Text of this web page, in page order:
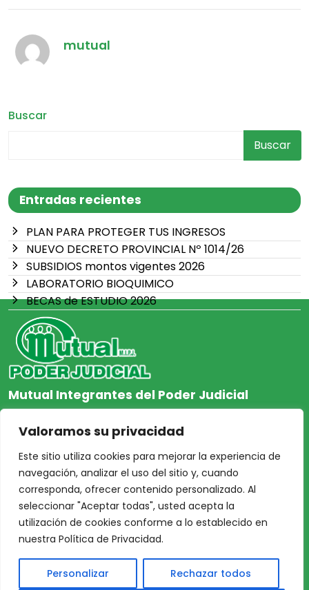
Valoramos su privacidad
Este sitio utiliza cookies para mejorar la experiencia de
navegación, analizar el uso del sitio y, cuando
corresponda, ofrecer contenido personalizado. Al
seleccionar "Aceptar todas", usted acepta la
utilización de cookies conforme a lo establecido en
nuestra Política de Privacidad.
Personalizar Rechazar todos
Buscar
Buscar
Entradas recientes
PLAN PARA PROTEGER TUS INGRESOS
NUEVO DECRETO PROVINCIAL Nº 1014/26
SUBSIDIOS montos vigentes 2026
LABORATORIO BIOQUIMICO
BECAS de ESTUDIO 2026
mutual
Mutual Integrantes del Poder Judicial
afiliacion@mjpj.org.ar
+54 9 342 467-4510
NOSOTROS
Inicio
Acceso Asociados
Nosotros
CENTRO DE AYUDA
Protección de Datos
Personales